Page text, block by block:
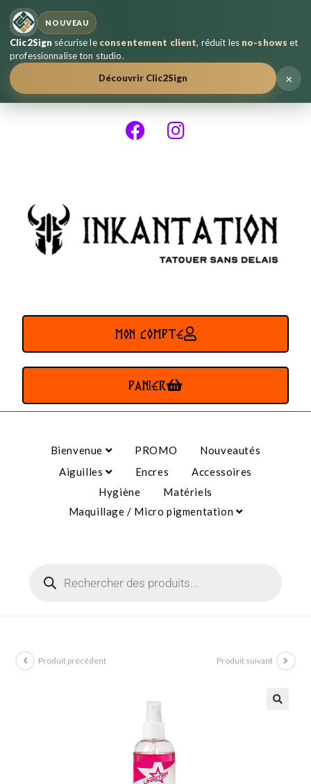
NOUVEAU
Clic2Sign sécurise le consentement client, réduit les no-shows et
professionnalise ton studio.
Découvrir Clic2Sign
×
MON COMPTE
PANIER
Bienvenue PROMO
Nouveautés
Aiguilles
Encres
Accessoires
Hygiène
Matériels
Maquillage / Micro pigmentation
Produit précédent Produit suivant